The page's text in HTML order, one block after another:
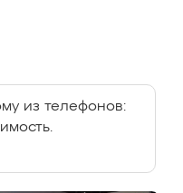
из телефонов: